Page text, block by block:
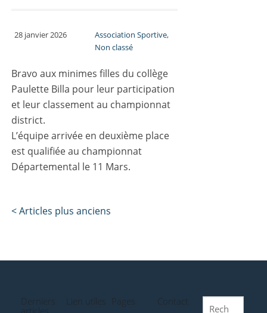
28 janvier 2026 Association Sportive,
Non classé
Bravo aux minimes filles du collège
Paulette Billa pour leur participation
et leur classement au championnat
district.
L’équipe arrivée en deuxième place
est qualifiée au championnat
Départemental le 11 Mars.
Post
navigation
< Articles plus anciens
Derniers
articles
Lien utiles Pages Contact